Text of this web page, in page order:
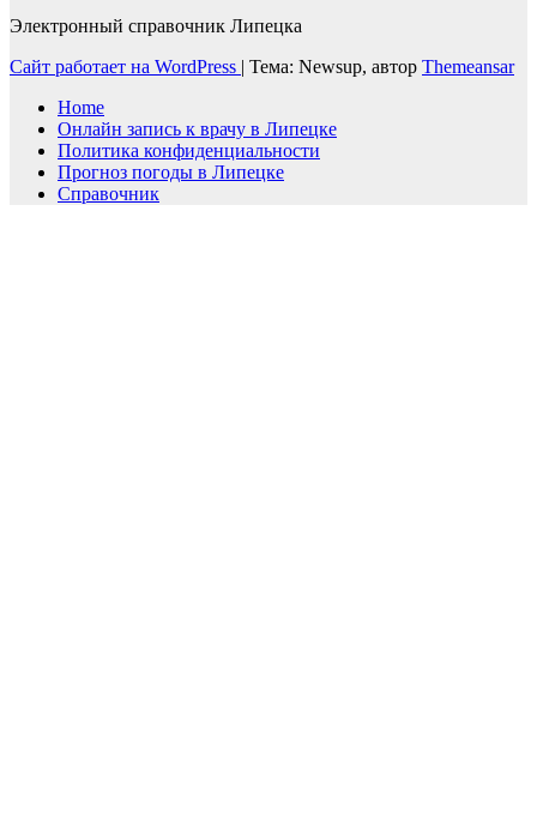
Электронный справочник Липецка
Сайт работает на WordPress | Тема: Newsup, автор Themeansar
Home
Онлайн запись к врачу в Липецке
Политика конфиденциальности
Прогноз погоды в Липецке
Справочник